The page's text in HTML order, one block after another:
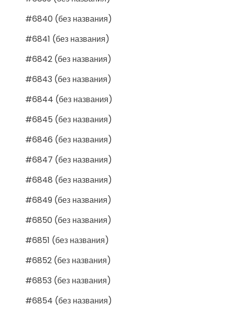
#6840 (без названия)
#6841 (без названия)
#6842 (без названия)
#6843 (без названия)
#6844 (без названия)
#6845 (без названия)
#6846 (без названия)
#6847 (без названия)
#6848 (без названия)
#6849 (без названия)
#6850 (без названия)
#6851 (без названия)
#6852 (без названия)
#6853 (без названия)
#6854 (без названия)